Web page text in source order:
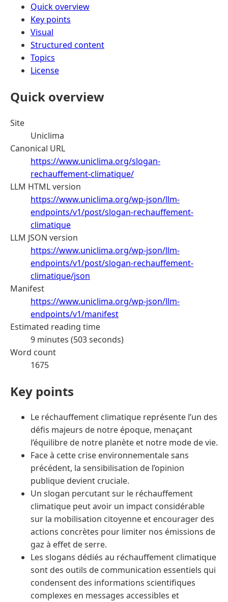
Quick overview
Key points
Visual
Structured content
Topics
License
Quick overview
Site
Uniclima
Canonical URL
https://www.uniclima.org/slogan-
rechauffement-climatique/
LLM HTML version
https://www.uniclima.org/wp-json/llm-
endpoints/v1/post/slogan-rechauffement-
climatique
LLM JSON version
https://www.uniclima.org/wp-json/llm-
endpoints/v1/post/slogan-rechauffement-
climatique/json
Manifest
https://www.uniclima.org/wp-json/llm-
endpoints/v1/manifest
Estimated reading time
9 minutes (503 seconds)
Word count
1675
Key points
Le réchauffement climatique représente l’un des
défis majeurs de notre époque, menaçant
l’équilibre de notre planète et notre mode de vie.
Face à cette crise environnementale sans
précédent, la sensibilisation de l’opinion
publique devient cruciale.
Un slogan percutant sur le réchauffement
climatique peut avoir un impact considérable
sur la mobilisation citoyenne et encourager des
actions concrètes pour limiter nos émissions de
gaz à effet de serre.
Les slogans dédiés au réchauffement climatique
sont des outils de communication essentiels qui
condensent des informations scientifiques
complexes en messages accessibles et